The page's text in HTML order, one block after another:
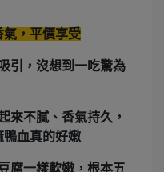
氣，平價享受
引，沒想到一吃驚為
來不膩、香氣持久，
鴨血真的好嫩
腐一樣軟嫩，根本五